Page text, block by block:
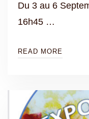
Du 3 au 6
16h45 …
READ MORE